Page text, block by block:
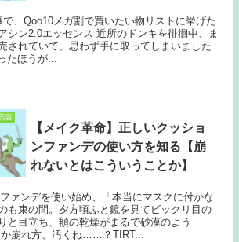
、Qoo10メガ割で買いたい物リストに挙げた
シン2.0エッセンス 近所のドンキを徘徊中、ま
されていて、思わず手に取ってしまいました
たほうが...
容
【メイク革命】正しいクッショ
ンファンデの使い方を知る【崩
れないとはこういうことか】
ァンデを使い始め、「本当にマスクに付かな
も束の間。夕方頃ふと鏡を見てビックリ目の
と目立ち、額の乾燥がまるで砂漠のよう
崩れ方、汚くね……？TIRT...